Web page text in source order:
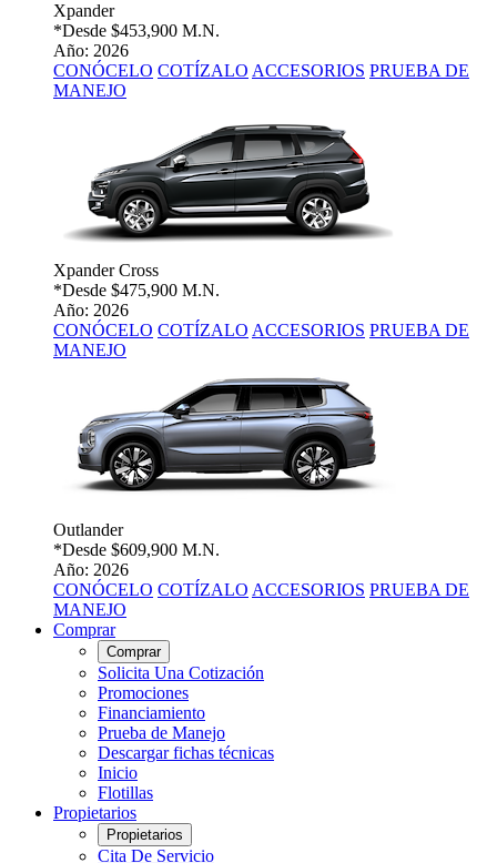
Xpander
*Desde $453,900 M.N.
Año: 2026
CONÓCELO COTÍZALO ACCESORIOS PRUEBA DE
MANEJO
Xpander Cross
*Desde $475,900 M.N.
Año: 2026
CONÓCELO COTÍZALO ACCESORIOS PRUEBA DE
MANEJO
Outlander
*Desde $609,900 M.N.
Año: 2026
CONÓCELO COTÍZALO ACCESORIOS PRUEBA DE
MANEJO
Comprar
Comprar
Solicita Una Cotización
Promociones
Financiamiento
Prueba de Manejo
Descargar fichas técnicas
Inicio
Flotillas
Propietarios
Propietarios
Cita De Servicio